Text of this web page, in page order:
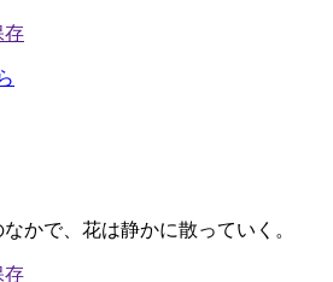
かで、花は静かに散っていく。